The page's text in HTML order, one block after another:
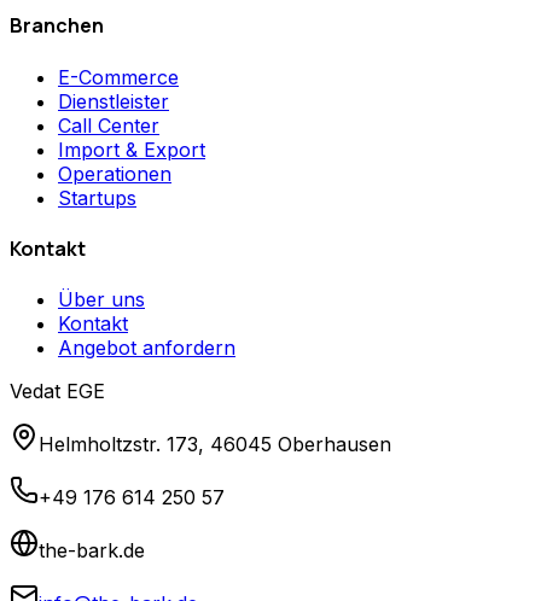
Branchen
E-Commerce
Dienstleister
Call Center
Import & Export
Operationen
Startups
Kontakt
Über uns
Kontakt
Angebot anfordern
Vedat EGE
Helmholtzstr. 173, 46045 Oberhausen
+49 176 614 250 57
the-bark.de